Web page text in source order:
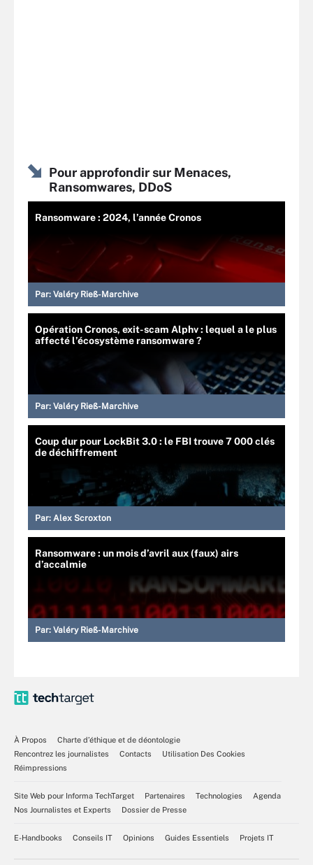
Pour approfondir sur Menaces,
Ransomwares, DDoS
Ransomware : 2024, l’année Cronos
Par: Valéry Rieß-Marchive
Opération Cronos, exit-scam Alphv : lequel a le plus
affecté l’écosystème ransomware ?
Par: Valéry Rieß-Marchive
Coup dur pour LockBit 3.0 : le FBI trouve 7 000 clés
de déchiffrement
Par: Alex Scroxton
Ransomware : un mois d’avril aux (faux) airs
d’accalmie
Par: Valéry Rieß-Marchive
À Propos
Charte d’éthique et de déontologie
Rencontrez les journalistes
Contacts
Utilisation Des Cookies
Réimpressions
Site Web pour Informa TechTarget Partenaires Technologies
Agenda
Nos Journalistes et Experts
Dossier de Presse
E-Handbooks Conseils IT Opinions Guides Essentiels Projets IT